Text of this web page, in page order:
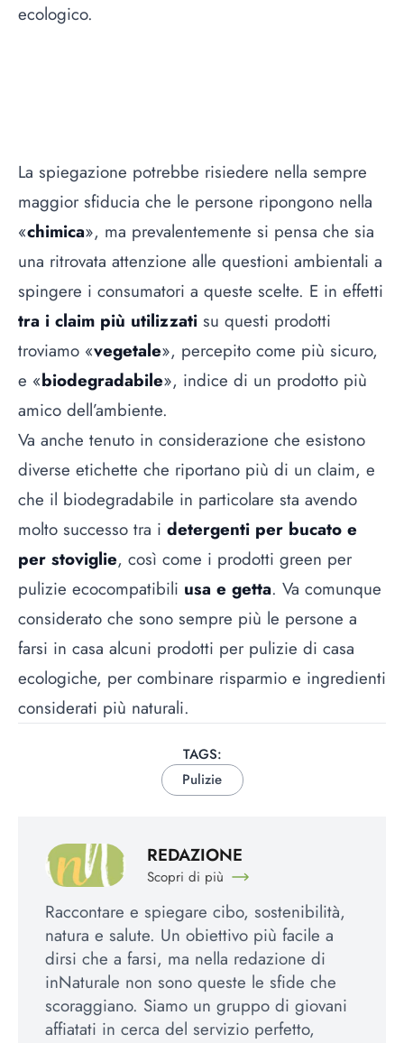
ecologico.
La spiegazione potrebbe risiedere nella sempre
maggior sfiducia che le persone ripongono nella
«chimica», ma prevalentemente si pensa che sia
una ritrovata attenzione alle questioni ambientali a
spingere i consumatori a queste scelte. E in effetti
tra i claim più utilizzati su questi prodotti
troviamo «vegetale», percepito come più sicuro,
e «biodegradabile», indice di un prodotto più
amico dell’ambiente.
Va anche tenuto in considerazione che esistono
diverse etichette che riportano più di un claim, e
che il biodegradabile in particolare sta avendo
molto successo tra i detergenti per bucato e
per stoviglie, così come i prodotti green per
pulizie ecocompatibili usa e getta. Va comunque
considerato che sono sempre più le persone a
farsi in casa alcuni prodotti per pulizie di casa
ecologiche, per combinare risparmio e ingredienti
considerati più naturali.
TAGS:
Pulizie
REDAZIONE
Scopri di più
Raccontare e spiegare cibo, sostenibilità,
natura e salute. Un obiettivo più facile a
dirsi che a farsi, ma nella redazione di
inNaturale non sono queste le sfide che
scoraggiano. Siamo un gruppo di giovani
affiatati in cerca del servizio perfetto,